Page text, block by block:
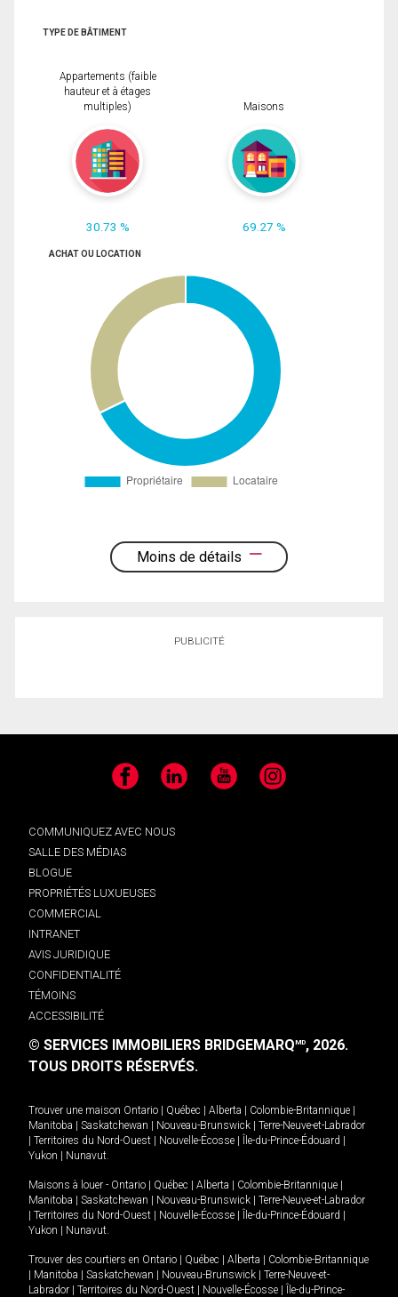
TYPE DE BÂTIMENT
Appartements (faible
hauteur et à étages
multiples)
30.73 %
Maisons
69.27 %
ACHAT OU LOCATION
Moins de détails
PUBLICITÉ
Facebook LinkedIn YouTube Instagram
COMMUNIQUEZ AVEC NOUS
SALLE DES MÉDIAS
BLOGUE
PROPRIÉTÉS LUXUEUSES
COMMERCIAL
INTRANET
AVIS JURIDIQUE
CONFIDENTIALITÉ
TÉMOINS
ACCESSIBILITÉ
© SERVICES IMMOBILIERS BRIDGEMARQMD, 2026.
TOUS DROITS RÉSERVÉS.
Trouver une maison Ontario | Québec | Alberta | Colombie-Britannique |
Manitoba | Saskatchewan | Nouveau-Brunswick | Terre-Neuve-et-Labrador
| Territoires du Nord-Ouest | Nouvelle-Écosse | Île-du-Prince-Édouard |
Yukon | Nunavut
Maisons à louer - Ontario | Québec | Alberta | Colombie-Britannique |
Manitoba | Saskatchewan | Nouveau-Brunswick | Terre-Neuve-et-Labrador
| Territoires du Nord-Ouest | Nouvelle-Écosse | Île-du-Prince-Édouard |
Yukon | Nunavut
Trouver des courtiers en Ontario | Québec | Alberta | Colombie-Britannique
| Manitoba | Saskatchewan | Nouveau-Brunswick | Terre-Neuve-et-
Labrador | Territoires du Nord-Ouest | Nouvelle-Écosse | Île-du-Prince-